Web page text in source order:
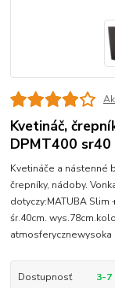
Kvetináč,
DPMT400
Kvetináče a nástenné
črepníky, nádoby.
dotyczy:MATUBA Slim
śr.40cm.
atmosferycznewysoka
Dostupnosť 3-7